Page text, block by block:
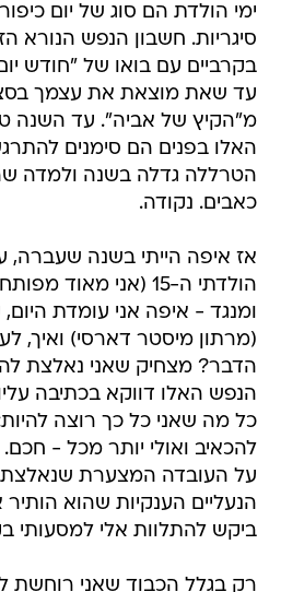
ימי הולדת הם סוג של יום
סיגריות. חשבון הנפש הנורא
בקרביים עם בואו של "חודש
עד שאת מוצאת את עצמך
מ"הקיץ של אביה". עד השנה
האלו בפנים הם סימנים
הטרללה גדלה בשנה ולמדה
כאבים. נקודה.
אז איפה הייתי בשנה שעברה,
הולדתי ה-15 (אני
ומנגד - איפה אני עומדת היום,
(מרתון מיסטר דארסי) ואיך,
הדבר? מצחיק שאני נאלצת
הנפש האלו דווקא בכתיבה
כל מה שאני כל כך רוצה
להכאיב ואולי יותר מכל -
על העובדה המצערת
הנעליים הענקיות שהוא
ביקש להתלוות אלי למסעותי
רק בגלל הכבוד שאני רוחשת